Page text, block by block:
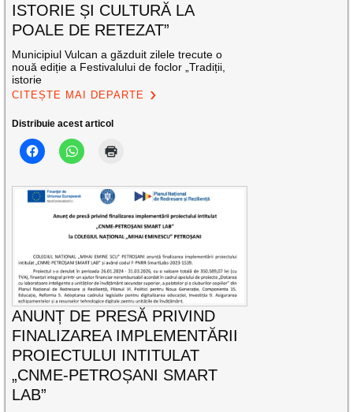
ISTORIE ȘI CULTURĂ LA
POALE DE RETEZAT”
Municipiul Vulcan a găzduit zilele trecute o
nouă ediție a Festivalului de foclor „Tradiții,
istorie
CITEȘTE MAI DEPARTE
Distribuie acest articol
ANUNȚ DE PRESĂ PRIVIND
FINALIZAREA IMPLEMENTĂRII
PROIECTULUI INTITULAT
„CNME-PETROȘANI SMART
LAB”